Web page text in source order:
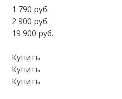
1 790 руб.
2 900 руб.
19 900 руб.
Купить
Купить
Купить